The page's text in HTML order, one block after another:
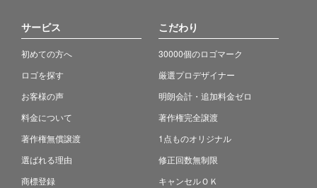
サービス
初めての方へ
ロゴを探す
お客様の声
料金について
著作権無償譲渡
選ばれる理由
商標登録
こだわり
30000個のロゴマーク
厳選プロデザイナー
明朗会計・追加料金ゼロ
著作権完全譲渡
1点ものオリジナル
修正回数無制限
キャンセルＯＫ